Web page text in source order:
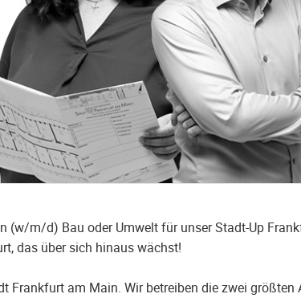
(w/m/d) Bau oder Umwelt für unser Stadt-Up
das über sich hinaus wächst!
Frankfurt am Main. Wir betreiben die zwei größten